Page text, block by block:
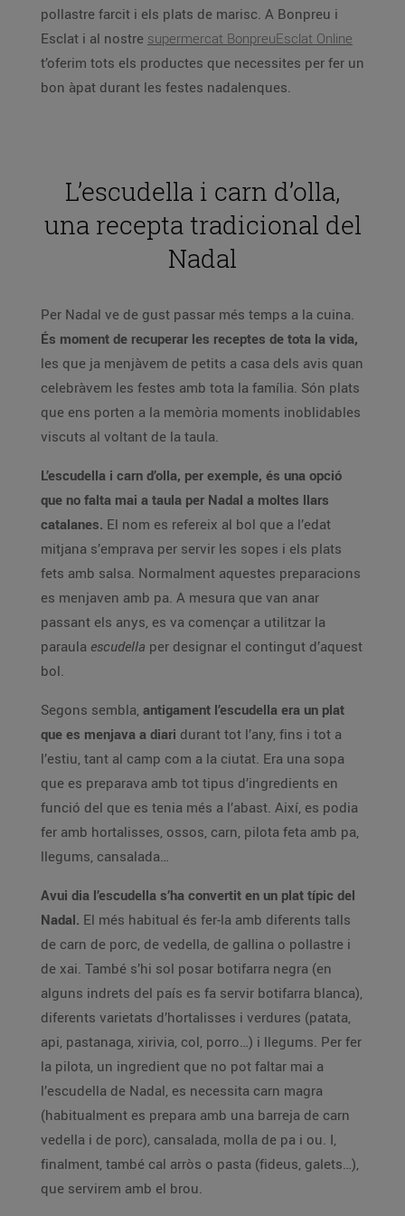
pollastre farcit i els plats de marisc. A Bonpreu i
Esclat i al nostre supermercat BonpreuEsclat Online
t’oferim tots els productes que necessites per fer un
bon àpat durant les festes nadalenques.
L’escudella i carn d’olla,
una recepta tradicional del
Nadal
Per Nadal ve de gust passar més temps a la cuina.
És moment de recuperar les receptes de tota la vida,
les que ja menjàvem de petits a casa dels avis quan
celebràvem les festes amb tota la família. Són plats
que ens porten a la memòria moments inoblidables
viscuts al voltant de la taula.
L’escudella i carn d’olla, per exemple, és una opció
que no falta mai a taula per Nadal a moltes llars
catalanes. El nom es refereix al bol que a l’edat
mitjana s’emprava per servir les sopes i els plats
fets amb salsa. Normalment aquestes preparacions
es menjaven amb pa. A mesura que van anar
passant els anys, es va començar a utilitzar la
paraula escudella per designar el contingut d’aquest
bol.
Segons sembla, antigament l’escudella era un plat
que es menjava a diari durant tot l’any, fins i tot a
l’estiu, tant al camp com a la ciutat. Era una sopa
que es preparava amb tot tipus d’ingredients en
funció del que es tenia més a l’abast. Així, es podia
fer amb hortalisses, ossos, carn, pilota feta amb pa,
llegums, cansalada…
Avui dia l’escudella s’ha convertit en un plat típic del
Nadal. El més habitual és fer-la amb diferents talls
de carn de porc, de vedella, de gallina o pollastre i
de xai. També s’hi sol posar botifarra negra (en
alguns indrets del país es fa servir botifarra blanca),
diferents varietats d’hortalisses i verdures (patata,
api, pastanaga, xirivia, col, porro…) i llegums. Per fer
la pilota, un ingredient que no pot faltar mai a
l’escudella de Nadal, es necessita carn magra
(habitualment es prepara amb una barreja de carn
vedella i de porc), cansalada, molla de pa i ou. I,
finalment, també cal arròs o pasta (fideus, galets…),
que servirem amb el brou.